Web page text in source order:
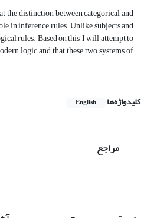
the distinction between categorical and
in inference rules. Unlike subjects and
rules. Based on this, I will attempt to
logic, and that these two systems of
کلیدواژه‌ها English
مراجع